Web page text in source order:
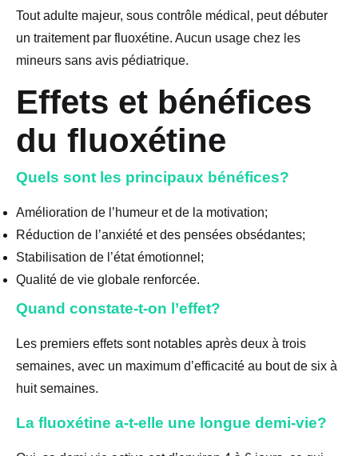
Tout adulte majeur, sous contrôle médical, peut débuter
un traitement par fluoxétine. Aucun usage chez les
mineurs sans avis pédiatrique.
Effets et bénéfices
du fluoxétine
Quels sont les principaux bénéfices?
Amélioration de l’humeur et de la motivation;
Réduction de l’anxiété et des pensées obsédantes;
Stabilisation de l’état émotionnel;
Qualité de vie globale renforcée.
Quand constate-t-on l’effet?
Les premiers effets sont notables après deux à trois
semaines, avec un maximum d’efficacité au bout de six à
huit semaines.
La fluoxétine a-t-elle une longue demi-vie?